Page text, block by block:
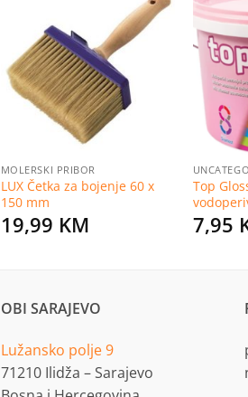
Dodaj
MOLERSKI PRIBOR
LUX Četka za bojenje 60 x
150 mm
19,99 KM
Top
7,95
OBI SARAJEVO
Lužansko polje 9
71210 Ilidža – Sarajevo